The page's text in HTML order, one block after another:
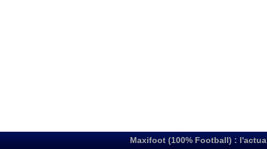
Maxifoot (100% Football) :